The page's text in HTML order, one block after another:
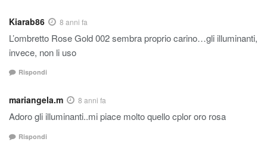
Kiarab86 8 anni fa
L’ombretto Rose Gold 002 sembra proprio carino…gli illuminanti,
invece, non li uso
Rispondi
mariangela.m 8 anni fa
Adoro gli illuminanti..mi piace molto quello cplor oro rosa
Rispondi